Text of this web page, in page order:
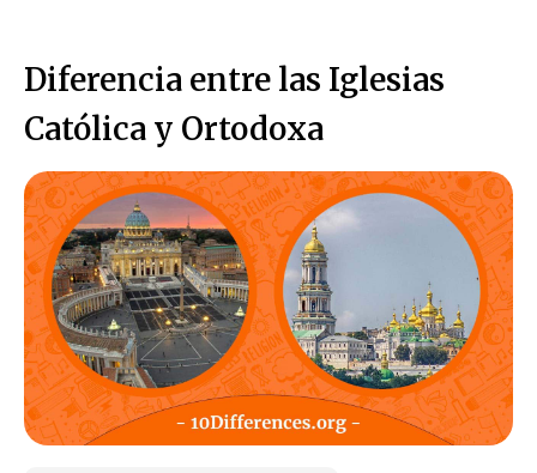
Diferencia entre las Iglesias
Católica y Ortodoxa